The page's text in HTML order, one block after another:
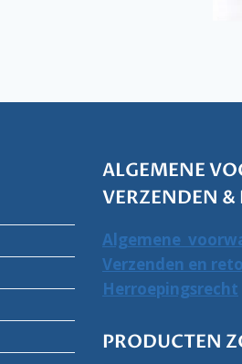
ALGEMENE
VERZENDEN &
Algemene
Verzenden en
Herroepingsrecht
PRODUCTEN